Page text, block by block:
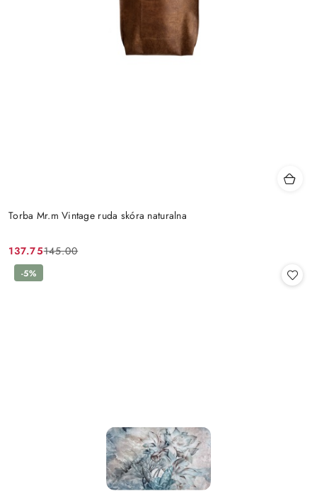
Torba Mr.m Vintage ruda skóra naturalna
Cena
promocyjna:
137.75
Cena
przed
145.00
-5%